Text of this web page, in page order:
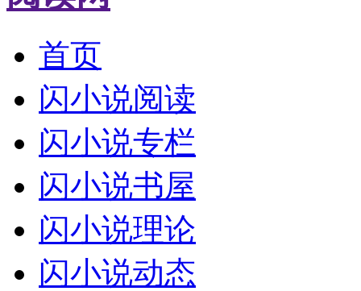
首页
闪小说阅读
闪小说专栏
闪小说书屋
闪小说理论
闪小说动态